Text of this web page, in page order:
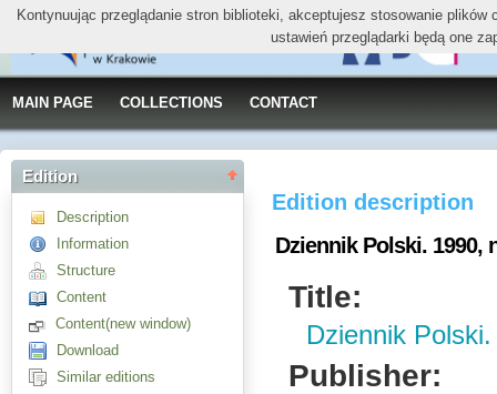
MAIN PAGE COLLECTIONS CONTACT
Edition
Description
Information
Structure
Content
Content(new window)
Download
Similar editions
Edition description
Dziennik Polski. 1990,
Title:
Dziennik
Publisher:
Kontynuując przeglądanie stron biblioteki, akceptujesz stosowanie
ustawień przeglądarki będą one